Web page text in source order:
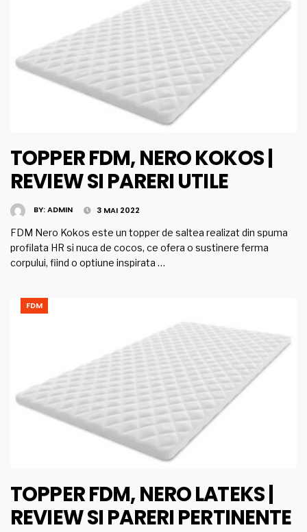
TOPPER FDM, NERO KOKOS |
REVIEW SI PARERI UTILE
BY:ADMIN 3 MAI 2022
FDM Nero Kokos este un topper de saltea realizat din spuma
profilata HR si nuca de cocos, ce ofera o sustinere ferma
corpului, fiind o optiune inspirata …
FDM
TOPPER FDM, NERO LATEKS |
REVIEW SI PARERI PERTINENTE